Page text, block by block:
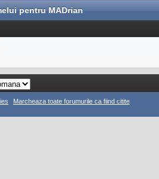
pentru MADrian
Marcheaza toate forumurile ca fiind citite